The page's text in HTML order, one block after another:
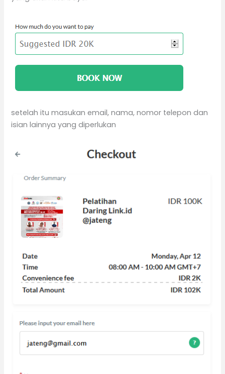
setelah itu masukan email, nama, nomor telepon dan
isian lainnya yang diperlukan